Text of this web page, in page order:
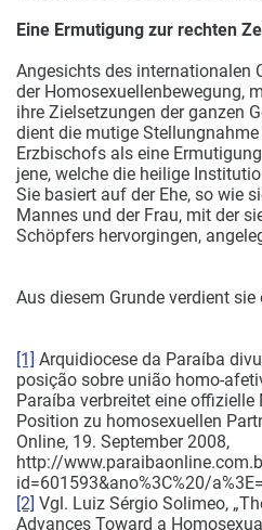
Eine Ermutigung zur rechten
Angesichts des internationalen
der Homosexuellenbewegung,
ihre Zielsetzungen der ganzen
dient die mutige
Erzbischofs als eine
jene, welche die heilige
Sie basiert auf der Ehe, so wie
Mannes und der Frau, mit der
Schöpfers hervorgingen,
Aus diesem Grunde verdient
[1] Arquidiocese da Paraíba
posição sobre união homo-
Paraíba verbreitet eine
Position zu homosexuellen
Online, 19. September 2008,
http://
id=601593&ano%3C%20/
[2] Vgl. Luiz Sérgio Solimeo,
Advances Toward a